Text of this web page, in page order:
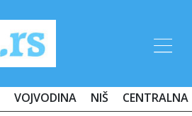
VOJVODINA NIŠ CENTRALNA